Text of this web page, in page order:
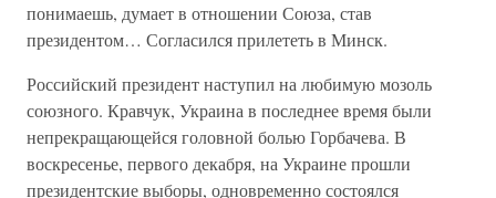
понимаешь, думает в отношении Союза, став
президентом… Согласился прилететь в Минск.
Российский президент наступил на любимую мозоль
союзного. Кравчук, Украина в последнее время были
непрекращающейся головной болью Горбачева. В
воскресенье, первого декабря, на Украине прошли
президентские выборы, одновременно состоялся